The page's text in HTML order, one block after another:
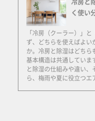
く使い
「冷房（クーラー）」
ず、どちらを使えばよい
か。冷房と除湿はどちら
基本構造は共通していま
と除湿の仕組みや違い
ら、梅雨や夏に役立つエ